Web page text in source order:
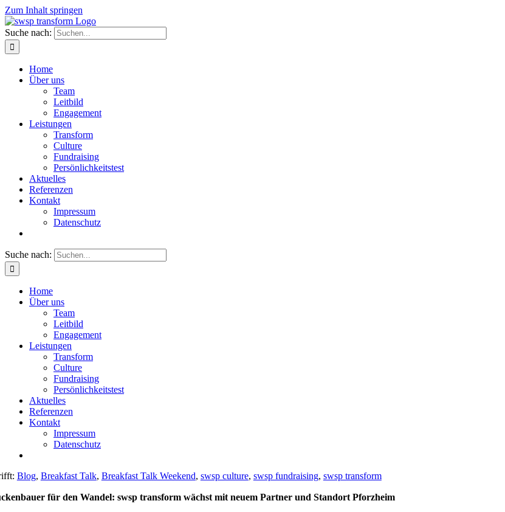
Zum Inhalt springen
Suche nach:
Home
Über uns
Team
Leitbild
Engagement
Leistungen
Transform
Culture
Fundraising
Persönlichkeitstest
Aktuelles
Referenzen
Kontakt
Impressum
Datenschutz
Suche nach:
Home
Über uns
Team
Leitbild
Engagement
Leistungen
Transform
Culture
Fundraising
Persönlichkeitstest
Aktuelles
Referenzen
Kontakt
Impressum
Datenschutz
Blog, Breakfast Talk, Breakfast Talk Weekend, swsp culture, swsp fundraising, swsp transform
für den Wandel: swsp transform wächst mit neuem Partner und Standort Pforzheim